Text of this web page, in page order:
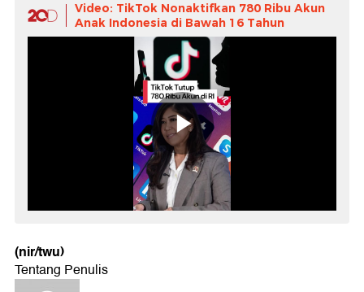
Video: TikTok Nonaktifkan 780 Ribu Akun
Anak Indonesia di Bawah 16 Tahun
(nir/twu)